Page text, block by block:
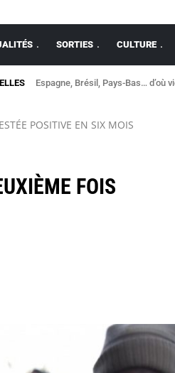
SORTIES CULTURE
Espagne, Brésil, Pays-Bas… d’où
Une légère secousse réveille
POSITIVE EN SIX MOIS
FOIS